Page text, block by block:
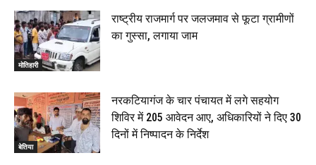
मोतिहारी
राष्ट्रीय राजमार्ग पर जलजमाव से फूटा ग्रामीणों
का गुस्सा, लगाया जाम
बेतिया
नरकटियागंज के चार पंचायत में लगे सहयोग
शिविर में 205 आवेदन आए, अधिकारियों ने दिए 30
दिनों में निष्पादन के निर्देश